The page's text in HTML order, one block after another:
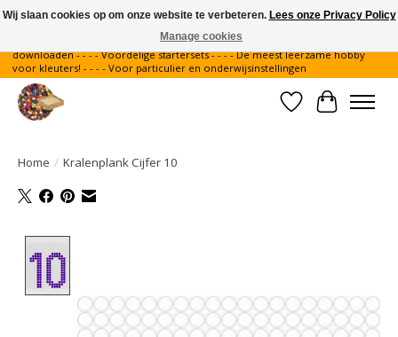
Gratis verzending binnen Nederland - - - - Legvoorbeelden gratis te
downloaden - - - - Voordelige startersets - - - - De meest leerzame hobby
voor kleuters! - - - - Voor particulier en onderwijsinstellingen
Verlanglijst
Home / Kralenplank Cijfer 10
Wij slaan cookies op om onze website te verbeteren. Lees onze Privacy Policy
Manage cookies